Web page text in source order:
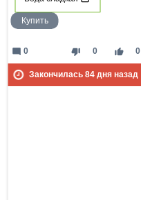
Купить
thumb_down 0 thumb_up 0
mode_comment 0
Закончилась 84дня назад